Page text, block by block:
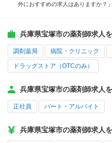
外におすすめの求人はありますか？
兵庫県宝塚市の薬剤師求人
調剤薬局 病院・クリニック
ドラッグストア（OTCのみ）
兵庫県宝塚市の薬剤師求人
正社員 パート・アルバイト
兵庫県宝塚市の薬剤師求人